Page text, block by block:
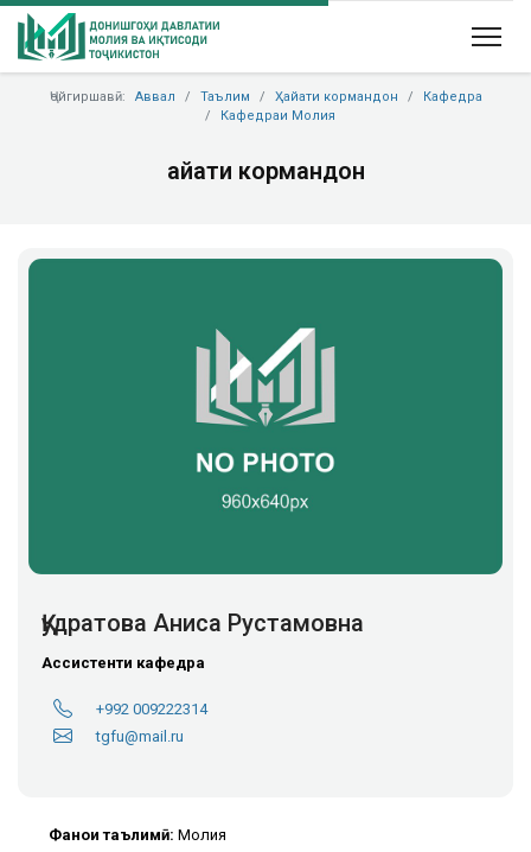
Ҷойгиршавӣ: Аввал Таълим Ҳайати кормандон
Кафедра
Кафедраи Молия
Ҳайати кормандон
Қудратова Аниса Рустамовна
Ассистенти кафедра
+992 009222314
tgfu@mail.ru
Фанҳои таълимӣ: Молия